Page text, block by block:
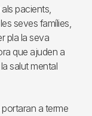
pacients,
seves famílies,
pla la seva
que ajuden a
salut mental
portaran a terme